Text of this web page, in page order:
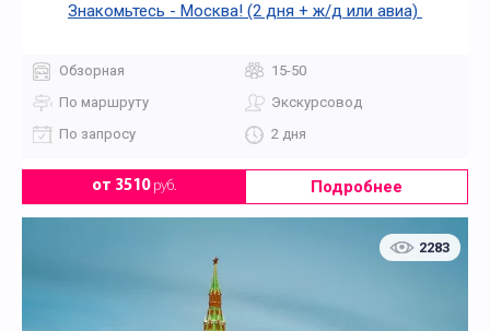
Знакомьтесь - Москва! (2 дня + ж/д или авиа)
Обзорная
15-50
По маршруту
Экскурсовод
По запросу
2 дня
от 3510руб. Подробнее
2283